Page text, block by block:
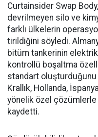
Curtainsider Swap
devrilme­yen silo ve
farklı ülkelerin
tirildiğini söyledi.
bitüm tan­kerinin
kontrollü boşalt­ma
standart
Kral­lık, Hollanda,
yönelik özel çözümlerle
kaydetti.